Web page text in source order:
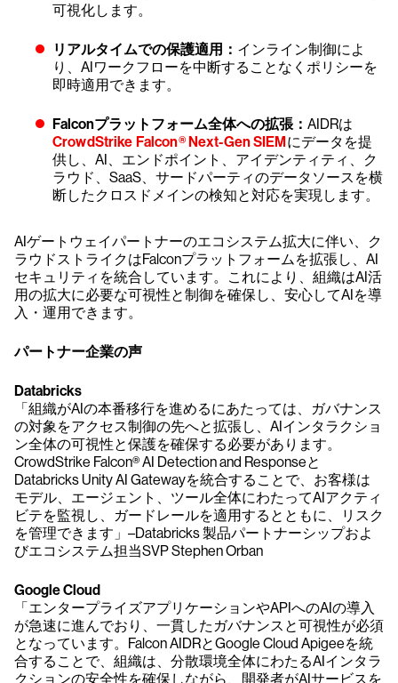
可視化します。
リアルタイムでの保護適用： インライン制御によ
り、AIワークフローを中断することなくポリシーを
即時適用できます。
Falconプラットフォーム全体への拡張： AIDRは
CrowdStrike Falcon® Next-Gen SIEMにデータを提
供し、AI、エンドポイント、アイデンティティ、ク
ラウド、SaaS、サードパーティのデータソースを横
断したクロスドメインの検知と対応を実現します。
AIゲートウェイパートナーのエコシステム拡大に伴い、ク
ラウドストライクはFalconプラットフォームを拡張し、AI
セキュリティを統合しています。これにより、組織はAI活
用の拡大に必要な可視性と制御を確保し、安心してAIを導
入・運用できます。
パートナー企業の声
Databricks
「組織がAIの本番移行を進めるにあたっては、ガバナンス
の対象をアクセス制御の先へと拡張し、AIインタラクショ
ン全体の可視性と保護を確保する必要があります。
CrowdStrike Falcon® AI Detection and Responseと
Databricks Unity AI Gatewayを統合することで、お客様は
モデル、エージェント、ツール全体にわたってAIアクティ
ビテを監視し、ガードレールを適用するとともに、リスク
を管理できます」–Databricks 製品パートナーシップおよ
びエコシステム担当SVP Stephen Orban
Google Cloud
「エンタープライズアプリケーションやAPIへのAIの導入
が急速に進んでおり、一貫したガバナンスと可視性が必須
となっています。Falcon AIDRとGoogle Cloud Apigeeを統
合することで、組織は、分散環境全体にわたるAIインタラ
クションの安全性を確保しながら、開発者がAIサービスを